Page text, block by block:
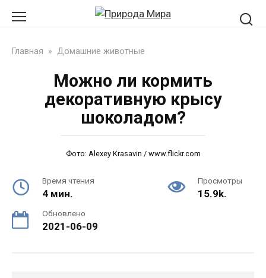
Главная » Домашние животные
Можно ли кормить
декоративную крысу
шоколадом?
Фото: Alexey Krasavin / www.flickr.com
Время чтения
4 мин.
Просмотры
15.9k.
Обновлено
2021-06-09